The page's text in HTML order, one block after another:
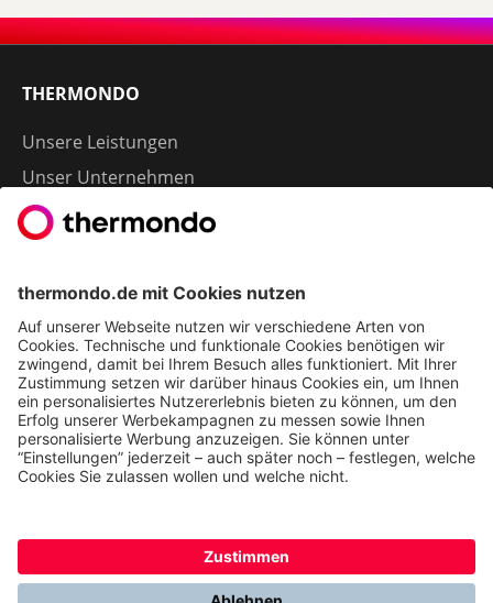
THERMONDO
Unsere Leistungen
Unser Unternehmen
Presse
Karriere
Kontakt
Kundenservice & FAQ
Erfahrungen & Storys unserer Kunden
Freunde empfehlen: 300 € Prämie sichern
Ethics & Compliance bei thermondo
FÜR SIE
Heizen mit Wärmepumpe
Stromerzeugung mit Photovoltaik